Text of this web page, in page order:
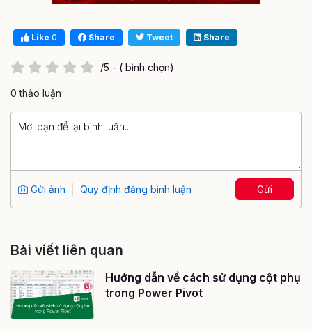
Like 0 Share Tweet Share
/5 - ( bình chọn)
0 thảo luận
Gửi ảnh Quy định đăng bình luận Gửi
Bài viết liên quan
Hướng dẫn về cách sử dụng cột phụ
trong Power Pivot